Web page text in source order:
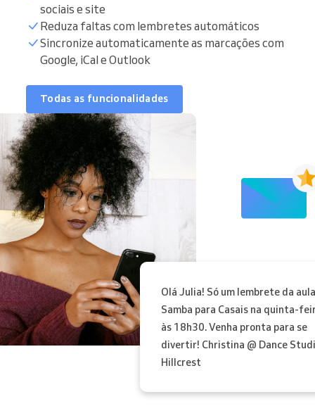
Olá Julia! Só um lembrete da
Samba para Casais na quinta-
às 18h30. Venha pronta para se
divertir! Christina @ Dance
Hillcrest
sociais e site
Reduza faltas com lembretes automáticos
Sincronize automaticamente as marcações com
Google, iCal e Outlook
Todas as funcionalidades